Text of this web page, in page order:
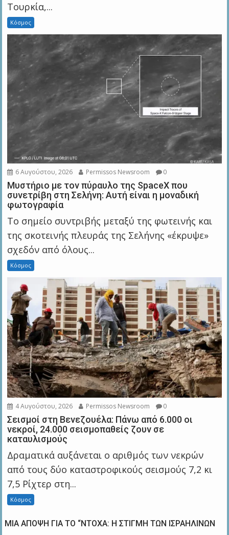
Τουρκία,...
Κόσμος
6 Αυγούστου, 2026 Permissos Newsroom 0
Μυστήριο με τον πύραυλο της SpaceX που
συνετρίβη στη Σελήνη: Αυτή είναι η μοναδική
φωτογραφία
Το σημείο συντριβής μεταξύ της φωτεινής και
της σκοτεινής πλευράς της Σελήνης «έκρυψε»
σχεδόν από όλους...
Κόσμος
4 Αυγούστου, 2026 Permissos Newsroom 0
Σεισμοί στη Βενεζουέλα: Πάνω από 6.000 οι
νεκροί, 24.000 σεισμοπαθείς ζουν σε
καταυλισμούς
Δραματικά αυξάνεται ο αριθμός των νεκρών
από τους δύο καταστροφικούς σεισμούς 7,2 κι
7,5 Ρίχτερ στη...
Κόσμος
ΜΊΑ ΆΠΟΨΗ ΓΙΑ ΤΟ “ΝΤΌΧΑ: Η ΣΤΙΓΜΉ ΤΩΝ ΙΣΡΑΗΛΙΝΏΝ